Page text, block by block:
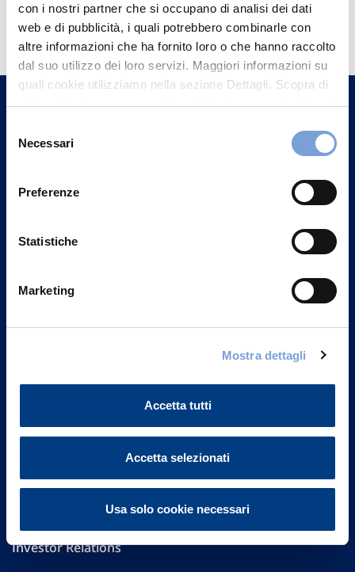
con i nostri partner che si occupano di analisi dei dati
web e di pubblicità, i quali potrebbero combinarle con
altre informazioni che ha fornito loro o che hanno raccolto
dal suo utilizzo dei loro servizi. Maggiori informazioni su
quali cookie utilizziamo nella sezione Dettagli. Scopra di
più su chi siamo, come può contattarci e come trattiamo i
può trovare nel footer del sito nella sezione "Informativa
delNecessari
Preferenze
Statistiche
Marketing
Mostra dettagli
Accetta tutti
Accetta selezionati
Usa solo cookie necessari
Hai bisogno di
informazioni?
Trova l'Agenzia più vicina a te e parla con
un nostro Agente.
Part. IVA 01329510158
Investor Relations